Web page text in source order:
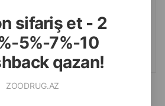
sifariş et - 2
5%-7%-10
qazan!
ZOODRUG.AZ
КУПИТЬ